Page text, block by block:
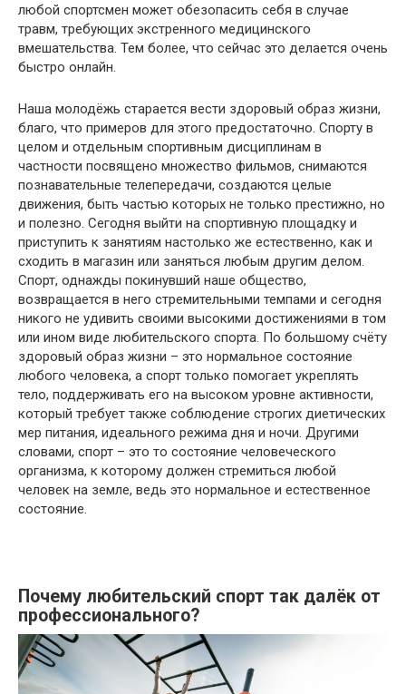
любой спортсмен может обезопасить себя в случае
травм, требующих экстренного медицинского
вмешательства. Тем более, что сейчас это делается очень
быстро онлайн.
Наша молодёжь старается вести здоровый образ жизни,
благо, что примеров для этого предостаточно. Спорту в
целом и отдельным спортивным дисциплинам в
частности посвящено множество фильмов, снимаются
познавательные телепередачи, создаются целые
движения, быть частью которых не только престижно, но
и полезно. Сегодня выйти на спортивную площадку и
приступить к занятиям настолько же естественно, как и
сходить в магазин или заняться любым другим делом.
Спорт, однажды покинувший наше общество,
возвращается в него стремительными темпами и сегодня
никого не удивить своими высокими достижениями в том
или ином виде любительского спорта. По большому счёту
здоровый образ жизни – это нормальное состояние
любого человека, а спорт только помогает укреплять
тело, поддерживать его на высоком уровне активности,
который требует также соблюдение строгих диетических
мер питания, идеального режима дня и ночи. Другими
словами, спорт – это то состояние человеческого
организма, к которому должен стремиться любой
человек на земле, ведь это нормальное и естественное
состояние.
Почему любительский спорт так далёк от
профессионального?